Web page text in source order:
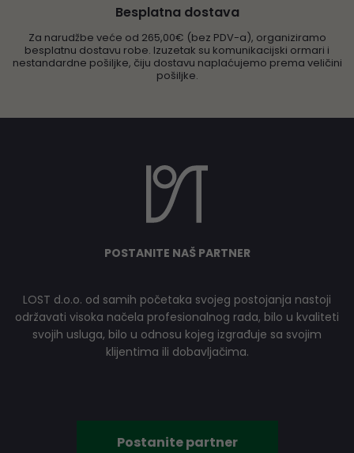
Besplatna dostava
Za narudžbe veće od 265,00€ (bez PDV-a), organiziramo
besplatnu dostavu robe. Izuzetak su komunikacijski ormari i
nestandardne pošiljke, čiju dostavu naplaćujemo prema veličini
pošiljke.
POSTANITE NAŠ PARTNER
LOST d.o.o. od samih početaka svojeg postojanja nastoji
održavati visoka načela profesionalnog rada, bilo u kvaliteti
svojih usluga, bilo u odnosu kojeg izgrađuje sa svojim
klijentima ili dobavljačima.
Postanite partner